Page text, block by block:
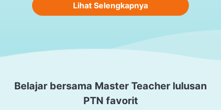
Lihat Selengkapnya
Belajar bersama Master Teacher lulusan
PTN favorit